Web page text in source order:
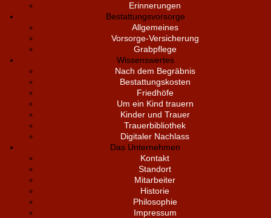
Erinnerungen
Bestattungsvorsorge
Allgemeines
Vorsorge-Versicherung
Grabpflege
Wissenswertes
Nach dem Begräbnis
Bestattungskosten
Friedhöfe
Um ein Kind trauern
Kinder und Trauer
Trauerbibliothek
Digitaler Nachlass
Das Unternehmen
Kontakt
Standort
Mitarbeiter
Historie
Philosophie
Impressum